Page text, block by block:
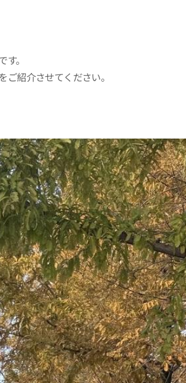
。
紹介させてください。